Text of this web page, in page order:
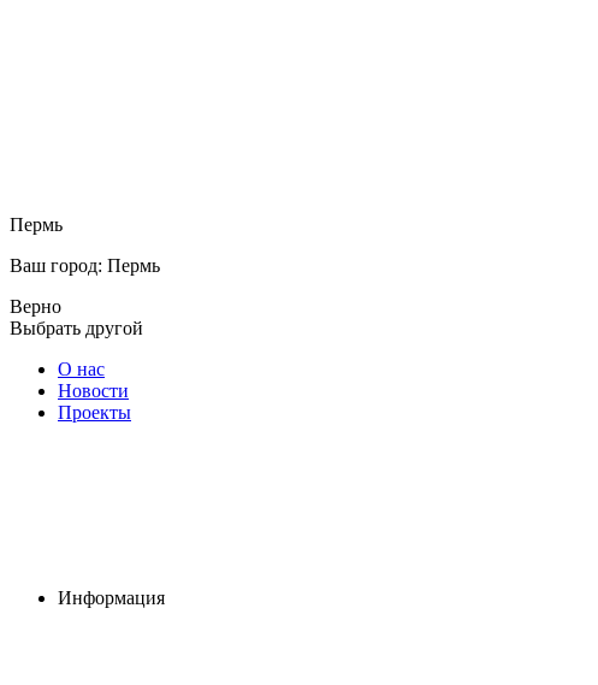
Пермь
Ваш город: Пермь
Верно
Выбрать другой
О нас
Новости
Проекты
Информация